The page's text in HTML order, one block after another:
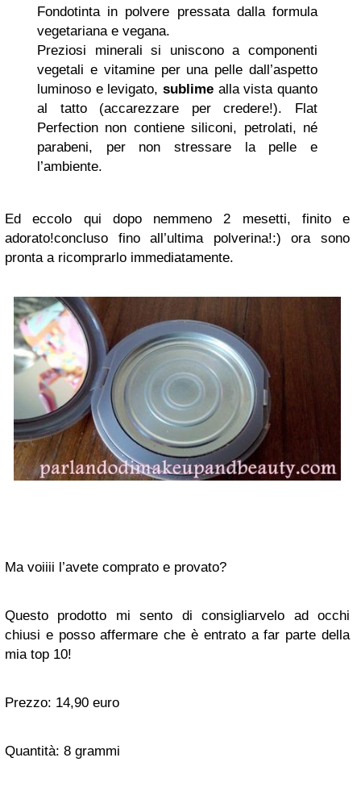
Fondotinta in polvere pressata dalla formula
vegetariana e vegana.
Preziosi minerali si uniscono a componenti
vegetali e vitamine per una pelle dall’aspetto
luminoso e levigato, sublime alla vista quanto
al tatto (accarezzare per credere!). Flat
Perfection non contiene siliconi, petrolati, né
parabeni, per non stressare la pelle e
l’ambiente.
Ed eccolo qui dopo nemmeno 2 mesetti, finito e
adorato!concluso fino all’ultima polverina!:) ora sono
pronta a ricomprarlo immediatamente.
Ma voiiii l’avete comprato e provato?
Questo prodotto mi sento di consigliarvelo ad occhi
chiusi e posso affermare che è entrato a far parte della
mia top 10!
Prezzo: 14,90 euro
Quantità: 8 grammi